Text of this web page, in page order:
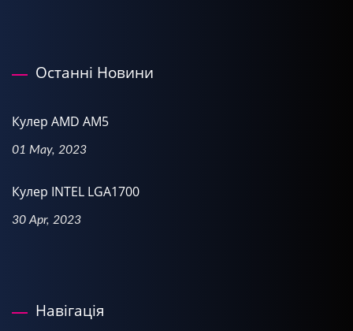
Останні Новини
Кулер AMD AM5
01 May, 2023
Кулер INTEL LGA1700
30 Apr, 2023
Навігація